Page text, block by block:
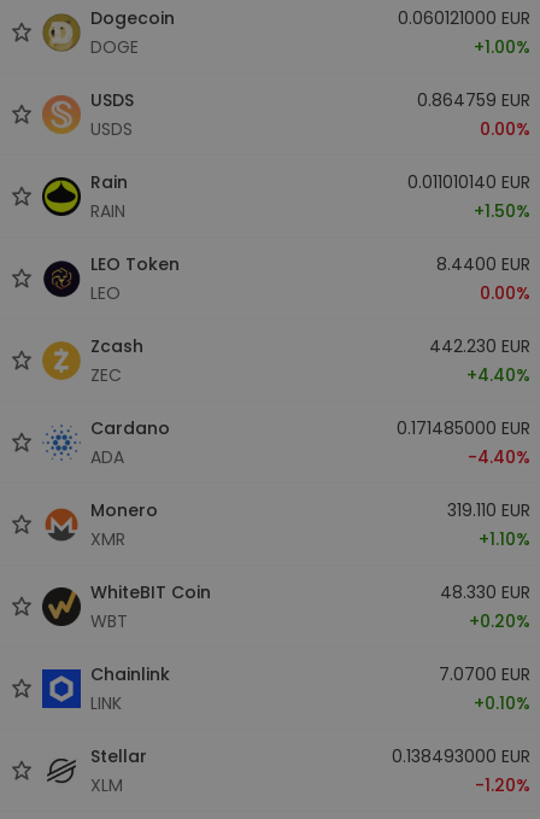
Dogecoin
DOGE
0.060121000 EUR
+1.00%
USDS
USDS
0.864759 EUR
0.00%
Rain
RAIN
0.011010140 EUR
+1.50%
LEO Token
LEO
8.4400 EUR
0.00%
Zcash
ZEC
442.230 EUR
+4.40%
Cardano
ADA
0.171485000 EUR
-4.40%
Monero
XMR
319.110 EUR
+1.10%
WhiteBIT Coin
WBT
48.330 EUR
+0.20%
Chainlink
LINK
7.0700 EUR
+0.10%
Stellar
XLM
0.138493000 EUR
-1.20%